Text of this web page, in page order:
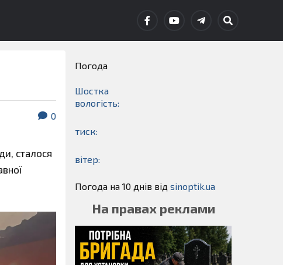
0
сталося
Погода
Шостка
вологість:
тиск:
вітер:
Погода на 10 днів від sinoptik.ua
На правах реклами